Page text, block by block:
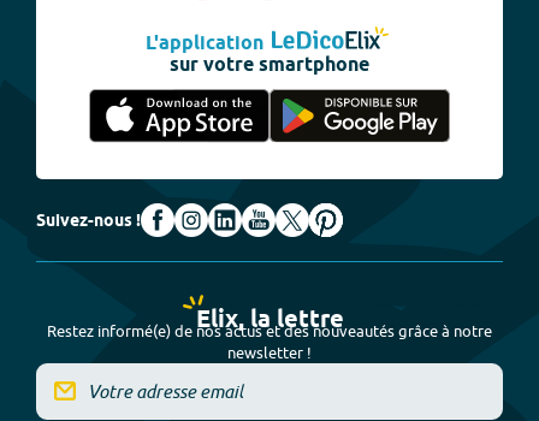
L'application
sur votre smartphone
Suivez-nous !
Elix, la lettre
Restez informé(e) de nos actus et des nouveautés grâce à notre
newsletter !